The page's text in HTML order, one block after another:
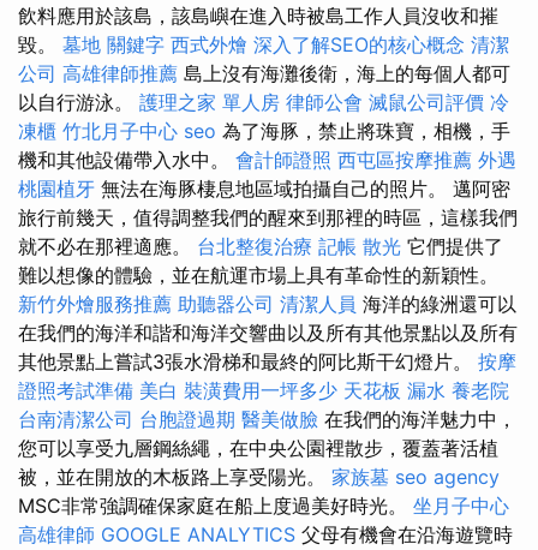
飲料應用於該島，該島嶼在進入時被島工作人員沒收和摧
毀。 墓地 關鍵字 西式外燴 深入了解SEO的核心概念 清潔
公司 高雄律師推薦 島上沒有海灘後衛，海上的每個人都可
以自行游泳。 護理之家 單人房 律師公會 滅鼠公司評價 冷
凍櫃 竹北月子中心 seo 為了海豚，禁止將珠寶，相機，手
機和其他設備帶入水中。 會計師證照 西屯區按摩推薦 外遇
桃園植牙 無法在海豚棲息地區域拍攝自己的照片。 邁阿密
旅行前幾天，值得調整我們的醒來到那裡的時區，這樣我們
就不必在那裡適應。 台北整復治療 記帳 散光 它們提供了
難以想像的體驗，並在航運市場上具有革命性的新穎性。
新竹外燴服務推薦 助聽器公司 清潔人員 海洋的綠洲還可以
在我們的海洋和諧和海洋交響曲以及所有其他景點以及所有
其他景點上嘗試3張水滑梯和最終的阿比斯干幻燈片。 按摩
證照考試準備 美白 裝潢費用一坪多少 天花板 漏水 養老院
台南清潔公司 台胞證過期 醫美做臉 在我們的海洋魅力中，
您可以享受九層鋼絲繩，在中央公園裡散步，覆蓋著活植
被，並在開放的木板路上享受陽光。 家族墓 seo agency
MSC非常強調確保家庭在船上度過美好時光。 坐月子中心
高雄律師 GOOGLE ANALYTICS 父母有機會在沿海遊覽時